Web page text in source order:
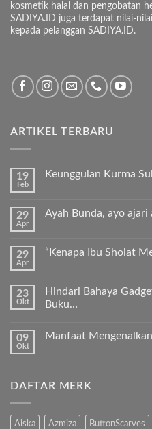
kosmetik halal dan pengobatan
SADIYA.ID juga terdapat nilai-
kepada pelanggan SADIYA.ID.
ARTIKEL TERBARU
19
Feb
Keunggulan Kurma
pada
Premium
29
Apr
Ayah Bunda, ayo
pada
ajari
kita
29
Apr
“Kenapa Ibu Sholat
pada
“Kenapa
23
Okt
Hindari Bahaya
Buku…
komentar
Kenalkan
Anak
09
Okt
Manfaat
Manfaat
Anak
DAFTAR MERK
Aiska Azmiza ButtonScarves